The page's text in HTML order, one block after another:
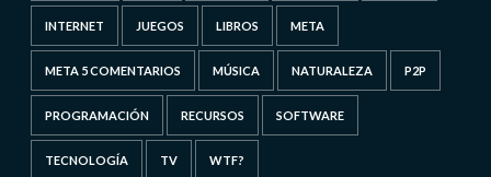
INTERNET JUEGOS LIBROS META
META 5 COMENTARIOS MÚSICA NATURALEZA P2P
PROGRAMACIÓN RECURSOS SOFTWARE
TECNOLOGÍA TV WTF?